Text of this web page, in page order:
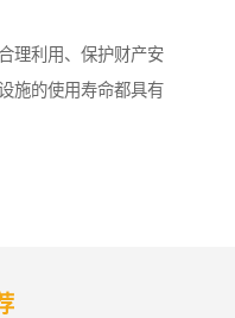
理利用、保护财产安
施的使用寿命都具有